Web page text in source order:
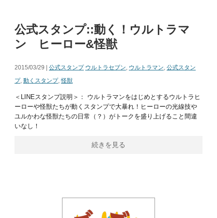
公式スタンプ::動く！ウルトラマ
ン ヒーロー&怪獣
2015/03/29 | 公式スタンプ ウルトラセブン, ウルトラマン, 公式スタン
プ, 動くスタンプ,怪獣
＜LINEスタンプ説明＞： ウルトラマンをはじめとするウルトラヒ
ーローや怪獣たちが動くスタンプで大暴れ！ヒーローの光線技や
ユルかわな怪獣たちの日常（？）がトークを盛り上げること間違
いなし！
続きを見る